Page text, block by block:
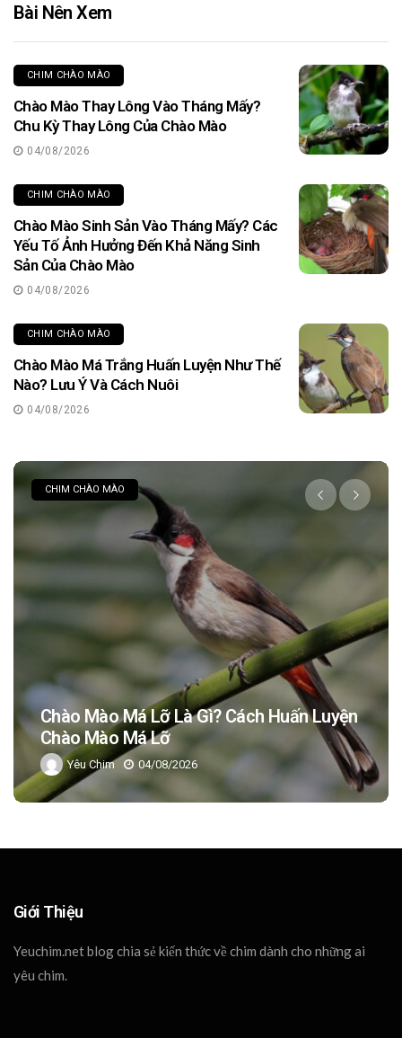
Bài Nên Xem
CHIM CHÀO MÀO
Chào Mào Thay Lông Vào Tháng Mấy?
Chu Kỳ Thay Lông Của Chào Mào
04/08/2026
CHIM CHÀO MÀO
Chào Mào Sinh Sản Vào Tháng Mấy? Các
Yếu Tố Ảnh Hưởng Đến Khả Năng Sinh
Sản Của Chào Mào
04/08/2026
CHIM CHÀO MÀO
Chào Mào Má Trắng Huấn Luyện Như Thế
Nào? Lưu Ý Và Cách Nuôi
04/08/2026
CÁCH NUÔI CHIM
Chim Ngói Là Chim Gì? Giá Bao Nhiêu?
Làm Món Gì Ngon Nhất
Yêu Chim 03/08/2026
Giới Thiệu
Yeuchim.net blog chia sẻ kiến thức về chim dành cho những ai
yêu chim.